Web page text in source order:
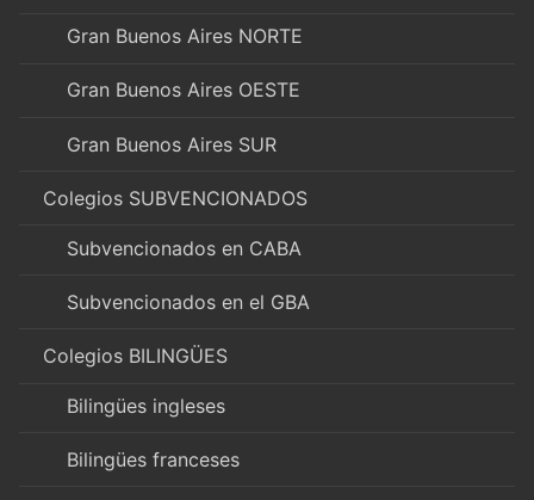
Gran Buenos Aires NORTE
Gran Buenos Aires OESTE
Gran Buenos Aires SUR
Colegios SUBVENCIONADOS
Subvencionados en CABA
Subvencionados en el GBA
Colegios BILINGÜES
Bilingües ingleses
Bilingües franceses